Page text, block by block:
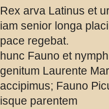
Rex arva Latinus et
iam senior longa
pace regebat.
hunc Fauno et
genitum Laurente
accipimus; Fauno
isque parentem